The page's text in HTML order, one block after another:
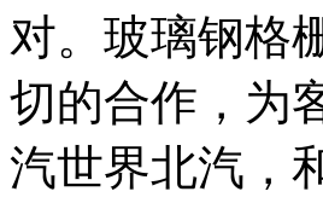
对。玻璃钢格
切的合作，为
汽世界北汽，